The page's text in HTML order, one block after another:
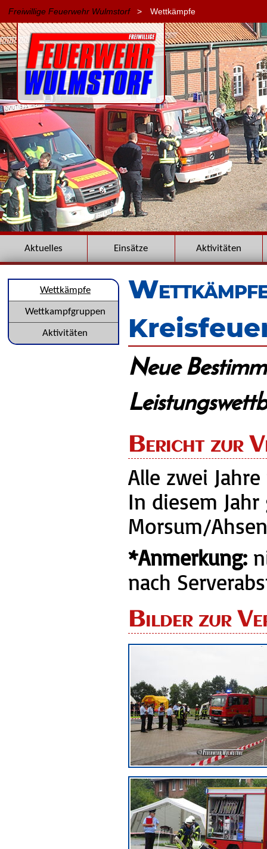
Freiwillige Feuerwehr Wulmstorf> Wettkämpfe
NavigationAktuelles Einsätze Aktivitäten
Neue
Bericht zur
Alle zwei
In diesem
Morsum/
*Anmerkung:
nach
Bilder zur
Navigation
überspringen
Wettkämpfe
Wettkampfgruppen
Aktivitäten